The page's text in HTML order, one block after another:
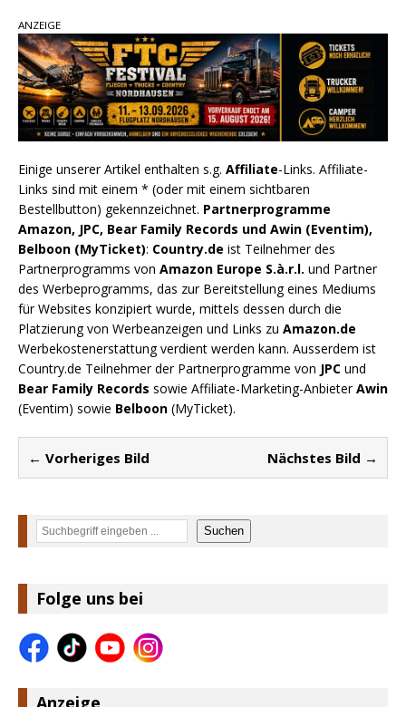
ANZEIGE
Einige unserer Artikel enthalten s.g. Affiliate-Links. Affiliate-
Links sind mit einem * (oder mit einem sichtbaren
Bestellbutton) gekennzeichnet. Partnerprogramme
Amazon, JPC, Bear Family Records und Awin (Eventim),
Belboon (MyTicket): Country.de ist Teilnehmer des
Partnerprogramms von Amazon Europe S.à.r.l. und Partner
des Werbeprogramms, das zur Bereitstellung eines Mediums
für Websites konzipiert wurde, mittels dessen durch die
Platzierung von Werbeanzeigen und Links zu Amazon.de
Werbekostenerstattung verdient werden kann. Ausserdem ist
Country.de Teilnehmer der Partnerprogramme von JPC und
Bear Family Records sowie Affiliate-Marketing-AnbieterAwin
(Eventim) sowie Belboon (MyTicket).
← Vorheriges Bild Nächstes Bild →
Suchen Suchen
Folge uns bei
Anzeige